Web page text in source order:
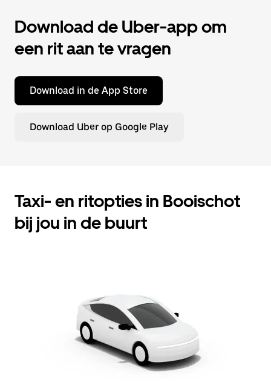
Download de Uber-app om
een rit aan te vragen
Download in de App Store
Download Uber op Google Play
Taxi- en ritopties in Booischot
bij jou in de buurt